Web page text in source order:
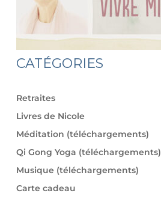
CATÉGORIES
Retraites
Livres de Nicole
Méditation (téléchargements)
Qi Gong Yoga (téléchargements)
Musique (téléchargements)
Carte cadeau